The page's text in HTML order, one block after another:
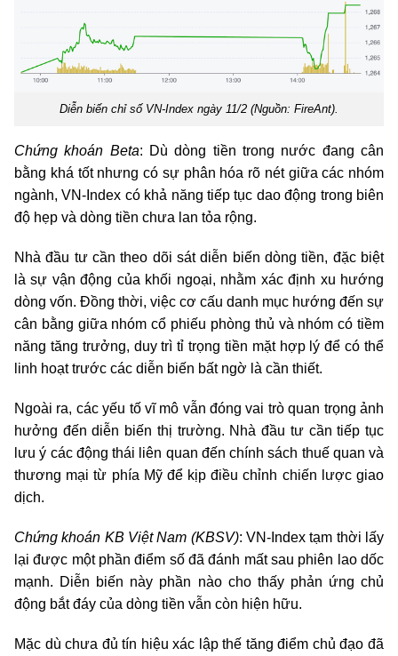
Diễn biến chỉ số VN-Index ngày 11/2 (Nguồn: FireAnt).
Chứng khoán Beta: Dù dòng tiền trong nước đang cân
bằng khá tốt nhưng có sự phân hóa rõ nét giữa các nhóm
ngành, VN-Index có khả năng tiếp tục dao động trong biên
độ hẹp và dòng tiền chưa lan tỏa rộng.
Nhà đầu tư cần theo dõi sát diễn biến dòng tiền, đặc biệt
là sự vận động của khối ngoại, nhằm xác định xu hướng
dòng vốn. Đồng thời, việc cơ cấu danh mục hướng đến sự
cân bằng giữa nhóm cổ phiếu phòng thủ và nhóm có tiềm
năng tăng trưởng, duy trì tỉ trọng tiền mặt hợp lý để có thể
linh hoạt trước các diễn biến bất ngờ là cần thiết.
Ngoài ra, các yếu tố vĩ mô vẫn đóng vai trò quan trọng ảnh
hưởng đến diễn biến thị trường. Nhà đầu tư cần tiếp tục
lưu ý các động thái liên quan đến chính sách thuế quan và
thương mại từ phía Mỹ để kịp điều chỉnh chiến lược giao
dịch.
Chứng khoán KB Việt Nam (KBSV): VN-Index tạm thời lấy
lại được một phần điểm số đã đánh mất sau phiên lao dốc
mạnh. Diễn biến này phần nào cho thấy phản ứng chủ
động bắt đáy của dòng tiền vẫn còn hiện hữu.
Mặc dù chưa đủ tín hiệu xác lập thế tăng điểm chủ đạo đã